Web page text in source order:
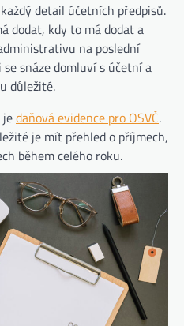
detail účetních předpisů.
dodat, kdy to má dodat a
na poslední
snáze domluví s účetní a
důležité.
jedaňová evidence pro OSVČ.
je mít přehled o příjmech,
během celého roku.